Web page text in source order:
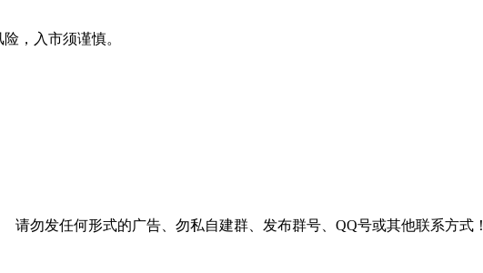
，入市须谨慎。
请勿发任何形式的广告、勿私自建群、发布群号、QQ号或其他联系方式！